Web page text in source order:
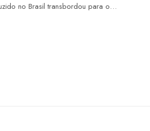
no Brasil transbordou para o…